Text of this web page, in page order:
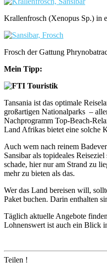
Krallenfrosch (Xenopus Sp.) in
Frosch der Gattung
Mein Tipp:
Tansania ist das optimale
großartigen Nationalparks –
Nachprogramm Top-Beach-
Land Afrikas bietet eine solche
Auch wem nach reinem
Sansibar als topideales
schade, hier nur am Strand zu
mehr zu bieten als das.
Wer das Land bereisen will,
Paket buchen. Darin enthalten
Täglich aktuelle Angebote
Lohnenswert ist auch ein Blick
Teilen !